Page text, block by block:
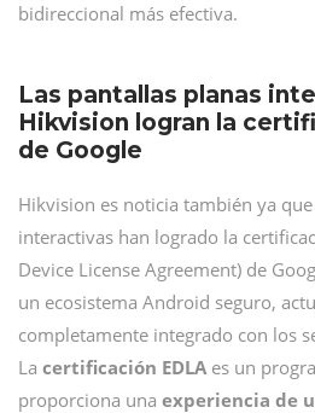
bidireccional más efectiva.
Las pantallas planas
Hikvision logran la
de Google
Hikvision es noticia también ya
interactivas han logrado la
Device License Agreement) de
un ecosistema Android seguro,
completamente integrado con los
La certificación EDLA es un
proporciona una experiencia de